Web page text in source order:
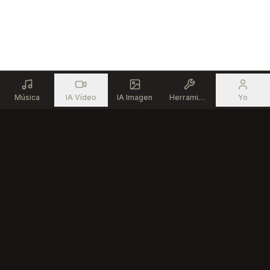
Música IA Vídeo IA Imagen Herramientas Yo